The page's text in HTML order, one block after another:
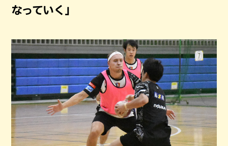
なっていく」